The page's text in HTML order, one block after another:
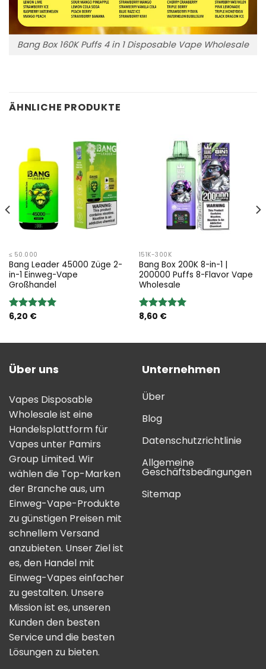
Bang Box 160K Puffs 4 in 1 Disposable Vape Wholesale
ÄHNLICHE PRODUKTE
≤ 50.000
Bang Leader 45000 Züge 2-
in-1 Einweg-Vape
Großhandel
Bewertung:
6,20 €
151K-300K
Bang Box 200K 8-in-1 |
200000 Puffs 8-Flavor Vape
Wholesale
Bewertung:
8,60 €
Über uns
Vapes Disposable
Wholesale ist eine
Handelsplattform für
Vapes unter Pamirs
Group Limited. Wir
wählen die Top-Marken
der Branche aus, um
Einweg-Vape-Produkte
zu günstigen Preisen mit
schnellem Versand
anzubieten. Unser Ziel ist
es, den Handel mit
Einweg-Vapes einfacher
zu gestalten. Unsere
Mission ist es, unseren
Kunden den besten
Service und die besten
Lösungen zu bieten.
Unternehmen
Über
Blog
Datenschutzrichtlinie
Allgemeine
Geschäftsbedingungen
Sitemap